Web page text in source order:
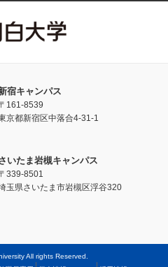
宿キャンパス
161-8539
京都新宿区中落合4-31-1
いたま岩槻キャンパス
339-8501
玉県さいたま市岩槻区浮谷320
All rights Reserved.